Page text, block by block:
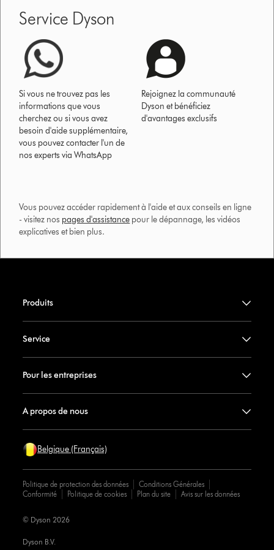
Service Dyson
Si vous ne trouvez pas les
informations que vous
cherchez ou si vous avez
besoin d'aide supplémentaire,
vous pouvez contacter l'un de
nos experts via WhatsApp
Rejoignez la communauté
Dyson et bénéficiez
d'avantages exclusifs
Vous pouvez accéder rapidement à l'aide et aux conseils en ligne
- visitez nos pages d'assistance pour le dépannage, les vidéos
explicatives et bien plus.​
Produits
Service
Pour les entreprises
A propos de nous
Belgique (Français)
Politique de protection des données
Conditions Générales
Conformité
Politique de cookies Plan du site Avis sur les données
Dyson B.V.
© Dyson 2026